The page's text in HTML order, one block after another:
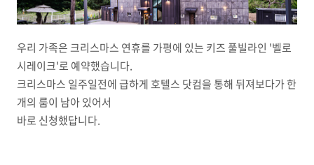
우리 가족은 크리스마스 연휴를 가평에 있는 키즈 풀빌라인 '벨로
시레이크'로 예약했습니다.
크리스마스 일주일전에 급하게 호텔스 닷컴을 통해 뒤져보다가 한
개의 룸이 남아 있어서
바로 신청했답니다.